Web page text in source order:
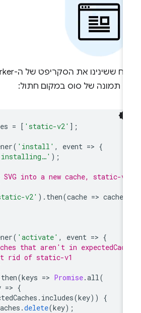
תמונה של סוס במקום חתול:
= ['static-v2'
('install', event =
installing…'
SVG into a new cache, static-v2
('static-v2').then(cache => cache
('activate', event =
that aren't in
rid of static-v1
().then(keys => Promise.all
key =
.includes(key ))
caches.delete(key